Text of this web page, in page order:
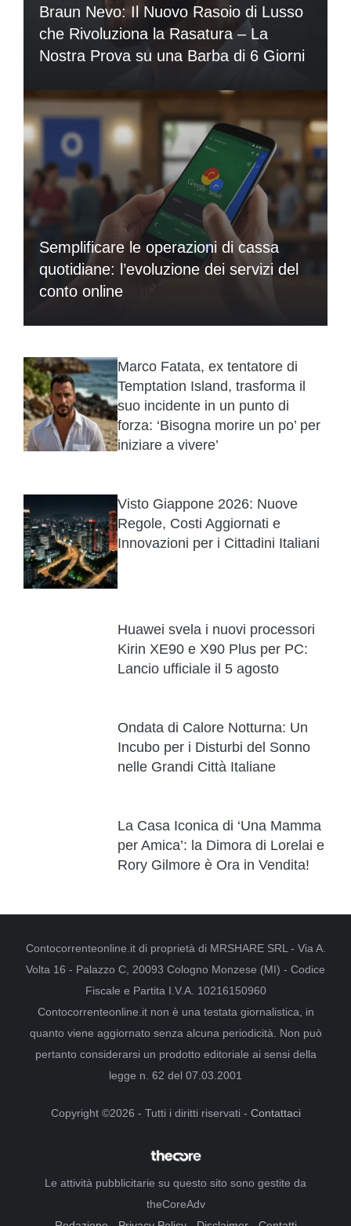
Braun Nevo: Il Nuovo Rasoio di Lusso
che Rivoluziona la Rasatura – La
Nostra Prova su una Barba di 6 Giorni
Semplificare le operazioni di cassa
quotidiane: l’evoluzione dei servizi del
conto online
Marco Fatata, ex tentatore di
Temptation Island, trasforma il
suo incidente in un punto di
forza: ‘Bisogna morire un po’ per
iniziare a vivere’
Visto Giappone 2026: Nuove
Regole, Costi Aggiornati e
Innovazioni per i Cittadini Italiani
Huawei svela i nuovi processori
Kirin XE90 e X90 Plus per PC:
Lancio ufficiale il 5 agosto
Ondata di Calore Notturna: Un
Incubo per i Disturbi del Sonno
nelle Grandi Città Italiane
La Casa Iconica di ‘Una Mamma
per Amica’: la Dimora di Lorelai e
Rory Gilmore è Ora in Vendita!
Contocorrenteonline.it di proprietà di MRSHARE SRL - Via A.
Volta 16 - Palazzo C, 20093 Cologno Monzese (MI) - Codice
Fiscale e Partita I.V.A. 10216150960
Contocorrenteonline.it non è una testata giornalistica, in
quanto viene aggiornato senza alcuna periodicità. Non può
pertanto considerarsi un prodotto editoriale ai sensi della
legge n. 62 del 07.03.2001
Copyright ©2026 - Tutti i diritti riservati - Contattaci
Le attività pubblicitarie su questo sito sono gestite da
theCoreAdv